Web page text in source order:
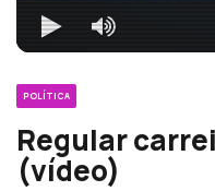
POLÍTICA
Regular
(vídeo)